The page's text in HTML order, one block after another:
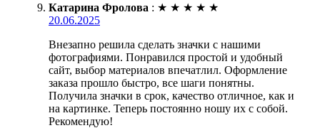
Катарина Фролова : ★ ★ ★ ★ ★
20.06.2025
Внезапно решила сделать значки с нашими
фотографиями. Понравился простой и удобный
сайт, выбор материалов впечатлил. Оформление
заказа прошло быстро, все шаги понятны.
Получила значки в срок, качество отличное, как и
на картинке. Теперь постоянно ношу их с собой.
Рекомендую!